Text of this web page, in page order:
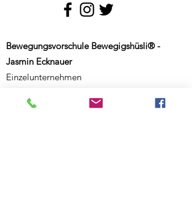
Bewegungsvorschule Bewegigshüsli® -
Jasmin Ecknauer
Einzelunternehmen
Haldenhof 5